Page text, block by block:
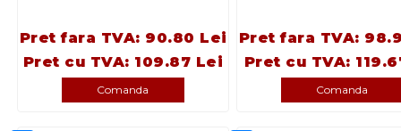
Pret fara TVA: 90.80 Lei
Pret cu TVA: 109.87 Lei
Comanda
Pret fara TVA:
Pret cu TVA:
Comanda